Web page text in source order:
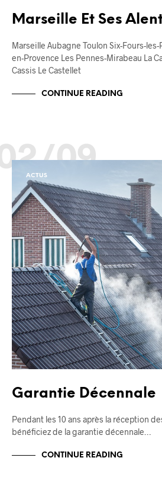
Marseille Et Ses
Marseille Aubagne Toulon Six-Fours-
en-Provence Les Pennes-Mirabeau La
Cassis Le Castellet
CONTINUE READING
09
ACTUS
Garantie Décennale
Pendant les 10 ans après la réception
bénéficiez de la garantie décennale…
CONTINUE READING